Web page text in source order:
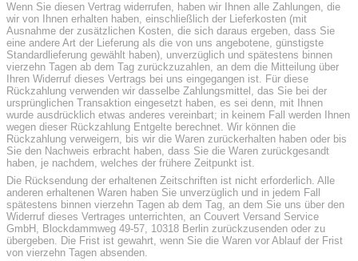
Wenn Sie diesen Vertrag widerrufen, haben wir Ihnen alle Zahlungen, die
wir von Ihnen erhalten haben, einschließlich der Lieferkosten (mit
Ausnahme der zusätzlichen Kosten, die sich daraus ergeben, dass Sie
eine andere Art der Lieferung als die von uns angebotene, günstigste
Standardlieferung gewählt haben), unverzüglich und spätestens binnen
vierzehn Tagen ab dem Tag zurückzuzahlen, an dem die Mitteilung über
Ihren Widerruf dieses Vertrags bei uns eingegangen ist. Für diese
Rückzahlung verwenden wir dasselbe Zahlungsmittel, das Sie bei der
ursprünglichen Transaktion eingesetzt haben, es sei denn, mit Ihnen
wurde ausdrücklich etwas anderes vereinbart; in keinem Fall werden Ihnen
wegen dieser Rückzahlung Entgelte berechnet. Wir können die
Rückzahlung verweigern, bis wir die Waren zurückerhalten haben oder bis
Sie den Nachweis erbracht haben, dass Sie die Waren zurückgesandt
haben, je nachdem, welches der frühere Zeitpunkt ist.
Die Rücksendung der erhaltenen Zeitschriften ist nicht erforderlich. Alle
anderen erhaltenen Waren haben Sie unverzüglich und in jedem Fall
spätestens binnen vierzehn Tagen ab dem Tag, an dem Sie uns über den
Widerruf dieses Vertrages unterrichten, an Couvert Versand Service
GmbH, Blockdammweg 49-57, 10318 Berlin zurückzusenden oder zu
übergeben. Die Frist ist gewahrt, wenn Sie die Waren vor Ablauf der Frist
von vierzehn Tagen absenden.